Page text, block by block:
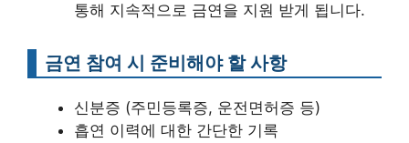
통해 지속적으로 금연을 지원 받게 됩니다.
금연 참여 시 준비해야 할 사항
신분증 (주민등록증, 운전면허증 등)
흡연 이력에 대한 간단한 기록